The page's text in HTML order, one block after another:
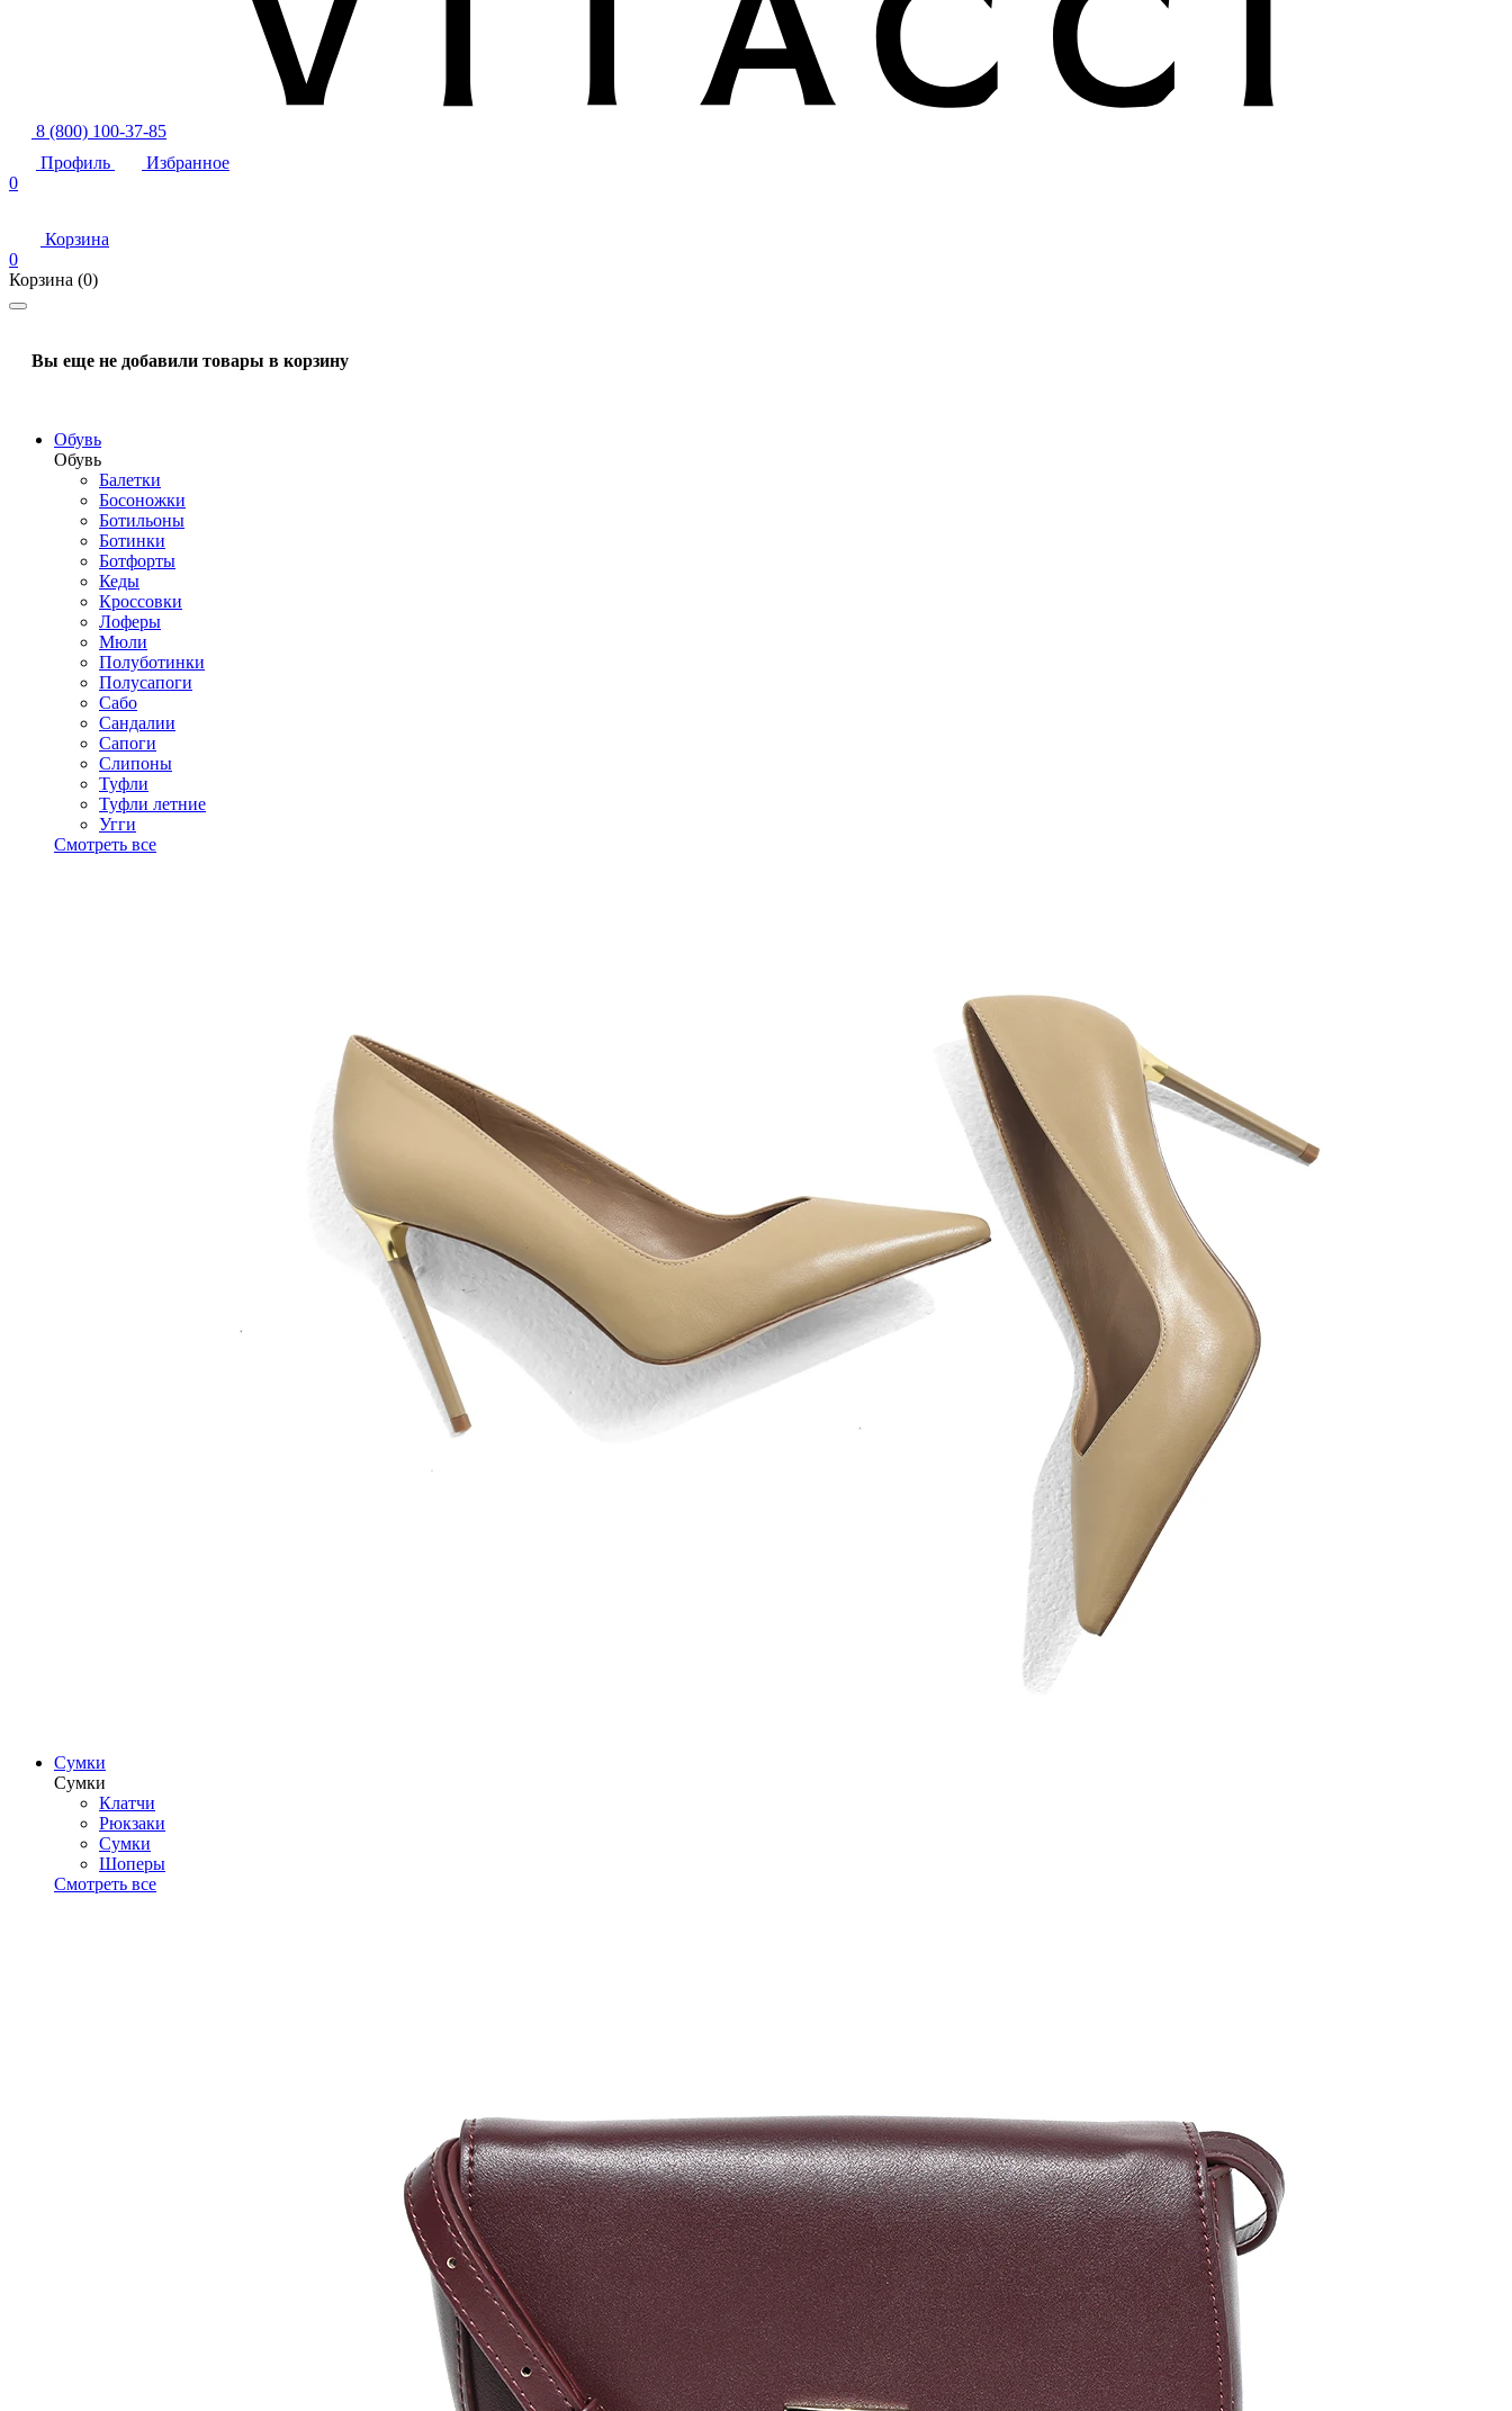
8 (800) 100-37-85
Профиль
Избранное
0
Корзина
0
Корзина (0)
Вы еще не добавили товары в корзину
Обувь
Обувь
Балетки
Босоножки
Ботильоны
Ботинки
Ботфорты
Кеды
Кроссовки
Лоферы
Мюли
Полуботинки
Полусапоги
Сабо
Сандалии
Сапоги
Слипоны
Туфли
Туфли летние
Угги
Смотреть все
Сумки
Сумки
Клатчи
Рюкзаки
Сумки
Шоперы
Смотреть все